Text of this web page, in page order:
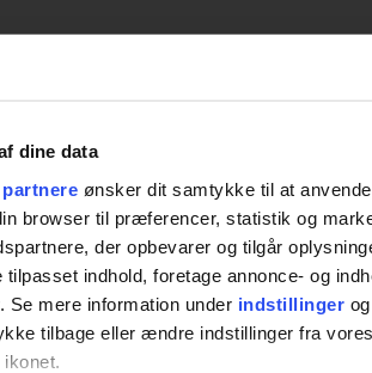
dine data
ønsker dit samtykke til at
browser til præferencer, statistik og
der opbevarer og tilgår
tilpasset indhold, foretage annonce- og
Se mere information under indstillinger
tilbage eller ændre indstillinger fra
2.